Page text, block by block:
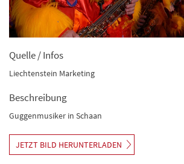
Quelle / Infos
Liechtenstein Marketing
Beschreibung
Guggenmusiker in Schaan
JETZT BILD HERUNTERLADEN